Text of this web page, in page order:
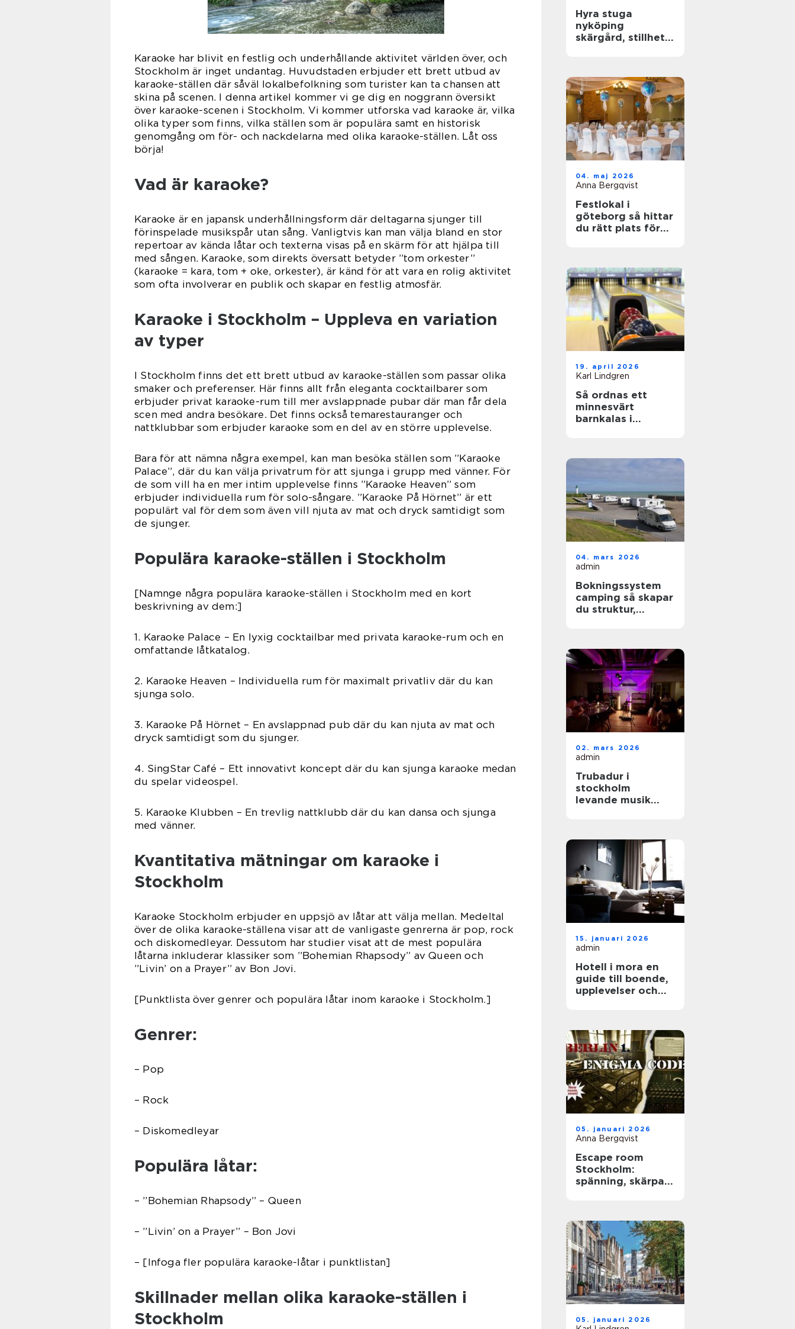
Karaoke har blivit en festlig och underhållande aktivitet världen över, och
Stockholm är inget undantag. Huvudstaden erbjuder ett brett utbud av
karaoke-ställen där såväl lokalbefolkning som turister kan ta chansen att
skina på scenen. I denna artikel kommer vi ge dig en noggrann översikt
över karaoke-scenen i Stockholm. Vi kommer utforska vad karaoke är, vilka
olika typer som finns, vilka ställen som är populära samt en historisk
genomgång om för- och nackdelarna med olika karaoke-ställen. Låt oss
börja!
Vad är karaoke?
Karaoke är en japansk underhållningsform där deltagarna sjunger till
förinspelade musikspår utan sång. Vanligtvis kan man välja bland en stor
repertoar av kända låtar och texterna visas på en skärm för att hjälpa till
med sången. Karaoke, som direkts översatt betyder ”tom orkester”
(karaoke = kara, tom + oke, orkester), är känd för att vara en rolig aktivitet
som ofta involverar en publik och skapar en festlig atmosfär.
Karaoke i Stockholm – Uppleva en variation
av typer
I Stockholm finns det ett brett utbud av karaoke-ställen som passar olika
smaker och preferenser. Här finns allt från eleganta cocktailbarer som
erbjuder privat karaoke-rum till mer avslappnade pubar där man får dela
scen med andra besökare. Det finns också temarestauranger och
nattklubbar som erbjuder karaoke som en del av en större upplevelse.
Bara för att nämna några exempel, kan man besöka ställen som ”Karaoke
Palace”, där du kan välja privatrum för att sjunga i grupp med vänner. För
de som vill ha en mer intim upplevelse finns ”Karaoke Heaven” som
erbjuder individuella rum för solo-sångare. ”Karaoke På Hörnet” är ett
populärt val för dem som även vill njuta av mat och dryck samtidigt som
de sjunger.
Populära karaoke-ställen i Stockholm
[Namnge några populära karaoke-ställen i Stockholm med en kort
beskrivning av dem:]
1. Karaoke Palace – En lyxig cocktailbar med privata karaoke-rum och en
omfattande låtkatalog.
2. Karaoke Heaven – Individuella rum för maximalt privatliv där du kan
sjunga solo.
3. Karaoke På Hörnet – En avslappnad pub där du kan njuta av mat och
dryck samtidigt som du sjunger.
4. SingStar Café – Ett innovativt koncept där du kan sjunga karaoke medan
du spelar videospel.
5. Karaoke Klubben – En trevlig nattklubb där du kan dansa och sjunga
med vänner.
Kvantitativa mätningar om karaoke i
Stockholm
Karaoke Stockholm erbjuder en uppsjö av låtar att välja mellan. Medeltal
över de olika karaoke-ställena visar att de vanligaste genrerna är pop, rock
och diskomedleyar. Dessutom har studier visat att de mest populära
låtarna inkluderar klassiker som ”Bohemian Rhapsody” av Queen och
”Livin’ on a Prayer” av Bon Jovi.
[Punktlista över genrer och populära låtar inom karaoke i Stockholm.]
Genrer:
– Pop
– Rock
– Diskomedleyar
Populära låtar:
– ”Bohemian Rhapsody” – Queen
– ”Livin’ on a Prayer” – Bon Jovi
– [Infoga fler populära karaoke-låtar i punktlistan]
Skillnader mellan olika karaoke-ställen i
Stockholm
Hyra stuga
nyköping
skärgård, stillhet
04. maj 2026
Anna Bergqvist
Festlokal i
göteborg så hittar
du rätt plats för
19. april 2026
Karl Lindgren
Så ordnas ett
minnesvärt
barnkalas i
04. mars 2026
admin
Bokningssystem
camping så skapar
du struktur,
02. mars 2026
admin
Trubadur i
stockholm
levande musik
15. januari 2026
admin
Hotell i mora en
guide till boende,
upplevelser och
05. januari 2026
Anna Bergqvist
Escape room
Stockholm:
spänning, skärpa
05. januari 2026